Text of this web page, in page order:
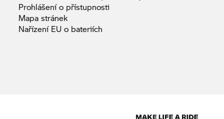
Prohlášení o přístupnosti
Mapastránek
Nařízení EU o bateriích